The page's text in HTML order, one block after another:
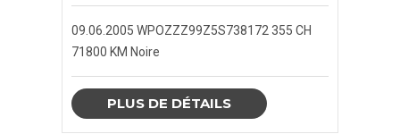
09.06.2005 WPOZZZ99Z5S738172355 CH
71800 KM Noire
PLUS DE DÉTAILS